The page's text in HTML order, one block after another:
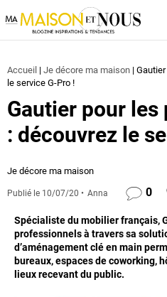
Ma Maison et Nous
Accueil | Je décore ma maison |
le service G-Pro !
Gautier pour
: découvrez le
Je décore ma maison
Publié le 10/07/20 Anna 0
Spécialiste du mobilier français,
professionnels à travers sa
d’aménagement clé en main
bureaux, espaces de coworking,
lieux recevant du public.